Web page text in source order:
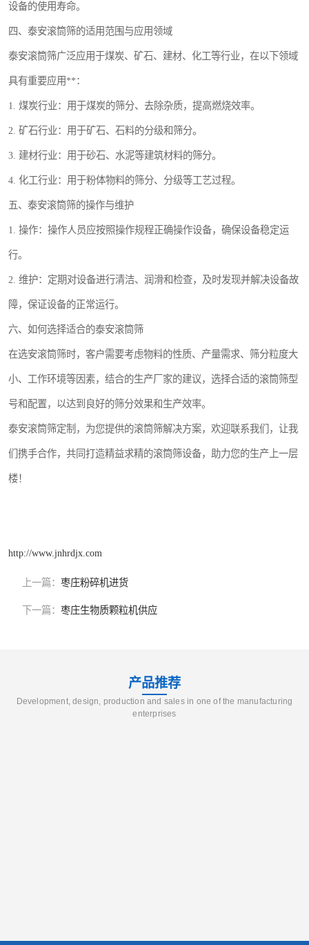
设备的使用寿命。
四、泰安滚筒筛的适用范围与应用领域
泰安滚筒筛广泛应用于煤炭、矿石、建材、化工等行业，在以下领域
具有重要应用**：
1. 煤炭行业：用于煤炭的筛分、去除杂质，提高燃烧效率。
2. 矿石行业：用于矿石、石料的分级和筛分。
3. 建材行业：用于砂石、水泥等建筑材料的筛分。
4. 化工行业：用于粉体物料的筛分、分级等工艺过程。
五、泰安滚筒筛的操作与维护
1. 操作：操作人员应按照操作规程正确操作设备，确保设备稳定运
行。
2. 维护：定期对设备进行清洁、润滑和检查，及时发现并解决设备故
障，保证设备的正常运行。
六、如何选择适合的泰安滚筒筛
在选安滚筒筛时，客户需要考虑物料的性质、产量需求、筛分粒度大
小、工作环境等因素，结合的生产厂家的建议，选择合适的滚筒筛型
号和配置，以达到良好的筛分效果和生产效率。
泰安滚筒筛定制，为您提供的滚筒筛解决方案，欢迎联系我们，让我
们携手合作，共同打造精益求精的滚筒筛设备，助力您的生产上一层
楼！
http://www.jnhrdjx.com
上一篇： 枣庄粉碎机进货
下一篇： 枣庄生物质颗粒机供应
产品推荐
Development, design, production and sales in one of the manufacturing
enterprises